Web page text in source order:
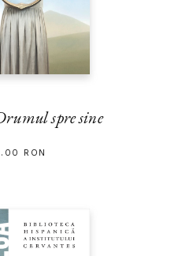
spre sine
RON